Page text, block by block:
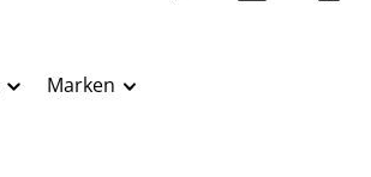
Marken